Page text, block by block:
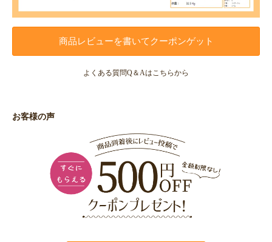
商品レビューを書いてクーポンゲット
よくある質問Q＆Aはこちらから
お客様の声